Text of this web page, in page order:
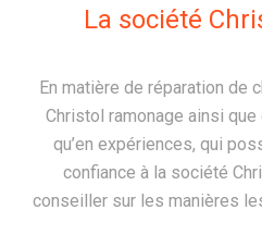
La société
En matière de réparation de
Christol ramonage ainsi
qu’en expériences, qui
confiance à la société
conseiller sur les manières